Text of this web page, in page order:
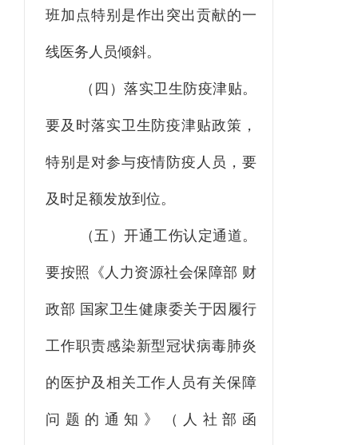
班加点特别是作出突出贡献的一
线医务人员倾斜。
（四）落实卫生防疫津贴。
要及时落实卫生防疫津贴政策，
特别是对参与疫情防疫人员，要
及时足额发放到位。
（五）开通工伤认定通道。
要按照《人力资源社会保障部 财
政部 国家卫生健康委关于因履行
工作职责感染新型冠状病毒肺炎
的医护及相关工作人员有关保障
问题的通知》 （ 人社部函